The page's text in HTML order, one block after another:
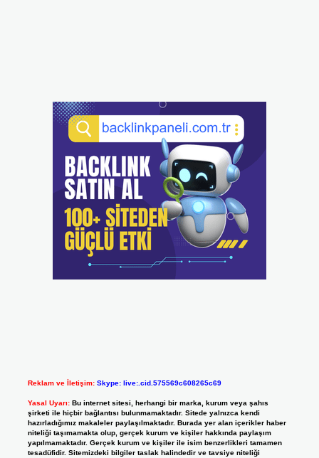
Reklam ve İletişim: Skype: live:.cid.575569c608265c69
Yasal Uyarı: Bu internet sitesi, herhangi bir marka, kurum veya şahıs
şirketi ile hiçbir bağlantısı bulunmamaktadır. Sitede yalnızca kendi
hazırladığımız makaleler paylaşılmaktadır. Burada yer alan içerikler haber
niteliği taşımamakta olup, gerçek kurum ve kişiler hakkında paylaşım
yapılmamaktadır. Gerçek kurum ve kişiler ile isim benzerlikleri tamamen
tesadüfidir. Sitemizdeki bilgiler taslak halindedir ve tavsiye niteliği